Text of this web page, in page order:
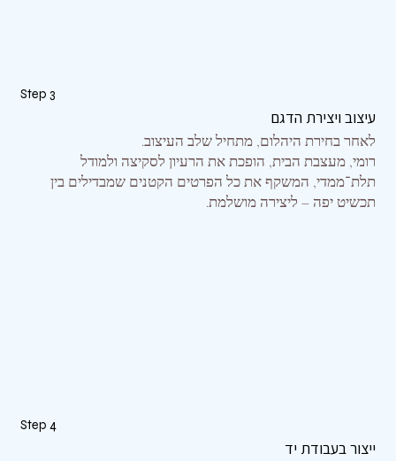
Step 3
עיצוב ויצירת הדגם
לאחר בחירת היהלום, מתחיל שלב העיצוב.
רומי, מעצבת הבית, הופכת את הרעיון לסקיצה ולמודל
תלת־ממדי, המשקף את כל הפרטים הקטנים שמבדילים בין
תכשיט יפה – ליצירה מושלמת.
Step 4
ייצור בעבודת יד